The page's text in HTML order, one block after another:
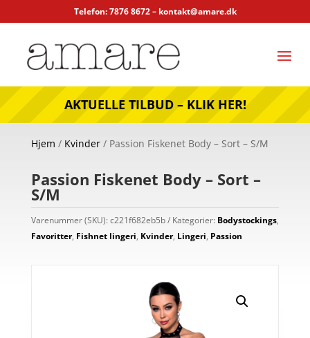
Telefon: 7876 8672 – kontakt@amare.dk
AKTUELLE TILBUD – KLIK HER!
Hjem / Kvinder/ Passion Fiskenet Body – Sort – S/M
Passion Fiskenet Body – Sort –
S/M
Varenummer (SKU): c221f682eb5b Kategorier: Bodystockings,
Favoritter, Fishnet lingeri, Kvinder, Lingeri, Passion